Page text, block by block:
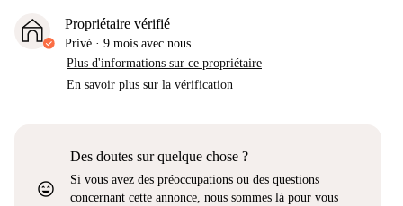
Propriétaire vérifié
Privé · 9 mois avec nous
Plus d'informations sur ce propriétaire
En savoir plus sur la vérification
sentiment_very_satisfied
Des doutes sur quelque chose ?
Si vous avez des préoccupations ou des questions
concernant cette annonce, nous sommes là pour vous